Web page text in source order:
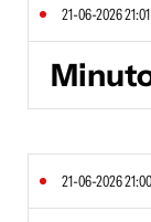
21-06-2026 21:01
21-06-2026 21:00